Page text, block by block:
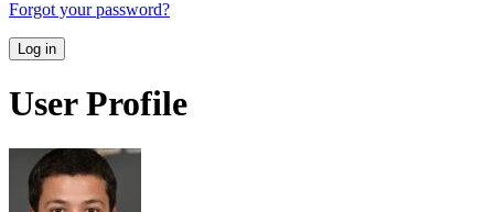
Forgot your password?
Log in
User Profile